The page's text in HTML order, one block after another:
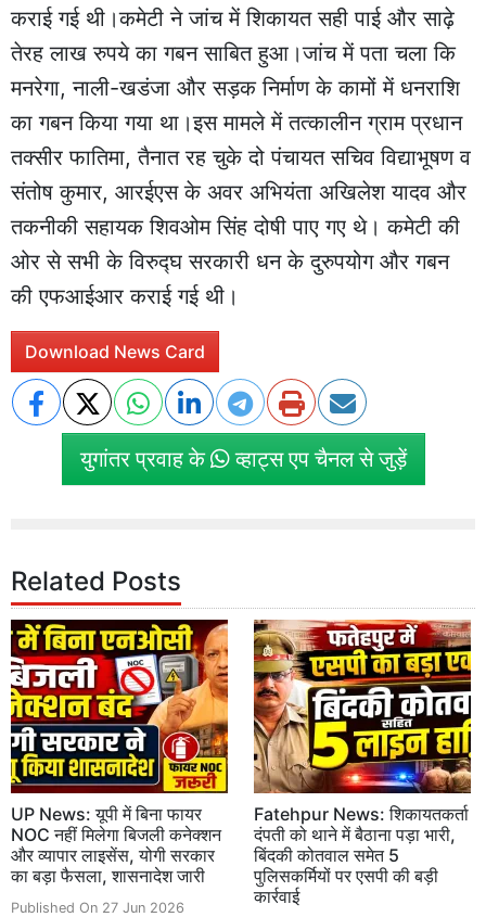
कराई गई थी।कमेटी ने जांच में शिकायत सही पाई और साढ़े
तेरह लाख रुपये का गबन साबित हुआ।जांच में पता चला कि
मनरेगा, नाली-खडंजा और सड़क निर्माण के कामों में धनराशि
का गबन किया गया था।इस मामले में तत्कालीन ग्राम प्रधान
तक्सीर फातिमा, तैनात रह चुके दो पंचायत सचिव विद्याभूषण व
संतोष कुमार, आरईएस के अवर अभियंता अखिलेश यादव और
तकनीकी सहायक शिवओम सिंह दोषी पाए गए थे। कमेटी की
ओर से सभी के विरुद्घ सरकारी धन के दुरुपयोग और गबन
की एफआईआर कराई गई थी।
Download News Card
युगांतर प्रवाह के व्हाट्स एप चैनल से जुड़ें
Related Posts
UP News: यूपी में बिना फायर
NOC नहीं मिलेगा बिजली कनेक्शन
और व्यापार लाइसेंस, योगी सरकार
का बड़ा फैसला, शासनादेश जारी
Published On 27 Jun 2026
Fatehpur News: शिकायतकर्ता
दंपती को थाने में बैठाना पड़ा भारी,
बिंदकी कोतवाल समेत 5
पुलिसकर्मियों पर एसपी की बड़ी
कार्रवाई